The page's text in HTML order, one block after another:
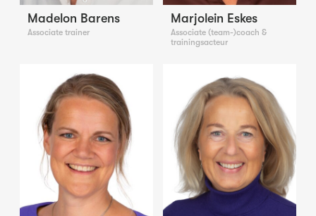
Madelon Barens
Associate trainer
Marjolein Eskes
Associate (team-)coach &
trainingsacteur